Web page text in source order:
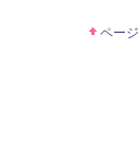
ペー